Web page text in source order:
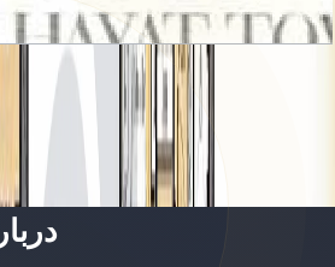
4BR, Type 8, 2356 SQFT